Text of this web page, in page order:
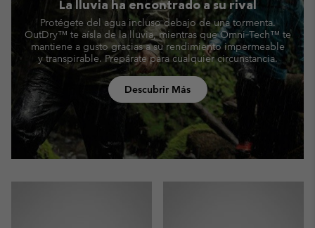
La lluvia ha encontrado a su rival
Protégete del agua incluso debajo de una tormenta.
OutDry™ te aísla de la lluvia, mientras que Omni‑Tech™ te
mantiene a gusto gracias a su rendimiento impermeable
y transpirable. Prepárate para cualquier circunstancia.
Descubrir Más